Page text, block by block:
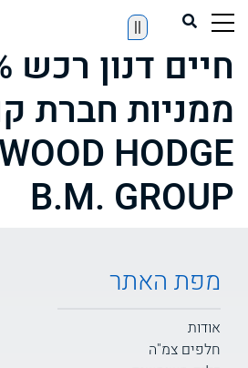
||
ממניות חברת
HODGE
B.M. GROUP
מפת האתר
אודות
חלפים צמ"ה